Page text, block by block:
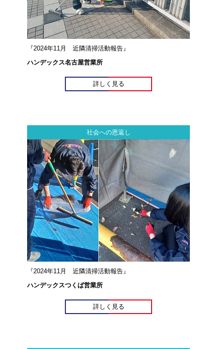
『2024年11月 近隣清掃活動報告』
ハンデックス名古屋営業所
詳しく見る
社会への恩返し
『2024年11月 近隣清掃活動報告』
ハンデックスつくば営業所
詳しく見る